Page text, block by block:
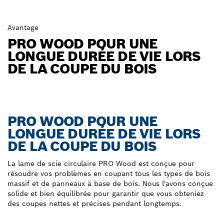
Avantage
PRO WOOD POUR UNE
LONGUE DURÉE DE VIE LORS
DE LA COUPE DU BOIS
PRO WOOD POUR UNE
LONGUE DURÉE DE VIE LORS
DE LA COUPE DU BOIS
La lame de scie circulaire PRO Wood est conçue pour
résoudre vos problèmes en coupant tous les types de bois
massif et de panneaux à base de bois. Nous l'avons conçue
solide et bien équilibrée pour garantir que vous obteniez
des coupes nettes et précises pendant longtemps.